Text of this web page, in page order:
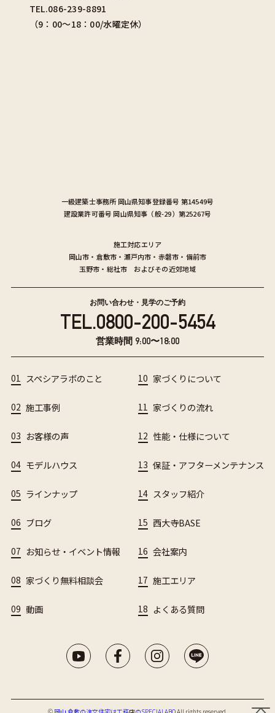
一級建築士事務所 岡山県知事登録番号 第14549号
建設業許可番号 岡山県知事（般-29）第25267号
施工対応エリア
岡山市 ・ 倉敷市 ・ 瀬戸内市 ・ 赤磐市 ・ 備前市
玉野市 ・ 総社市 およびその近郊地域
TEL.086-239-8891
（9：00〜18：00/水曜定休）
お問い合わせ・見学のご予約
TEL.0800-200-5454
営業時間 9:00〜18:00
01 スペシアラボのこと
02 施工事例
03 お客様の声
04 モデルハウス
05 ラインナップ
06 ブログ
07 お知らせ・イベント情報
08 家づくり無料相談会
09 動画
10 家づくりについて
11 家づくりの流れ
12 性能・仕様について
13 保証・アフターメンテナンス
14 スタッフ紹介
15 西大寺BASE
16 会社案内
17 施工エリア
18 よくある質問